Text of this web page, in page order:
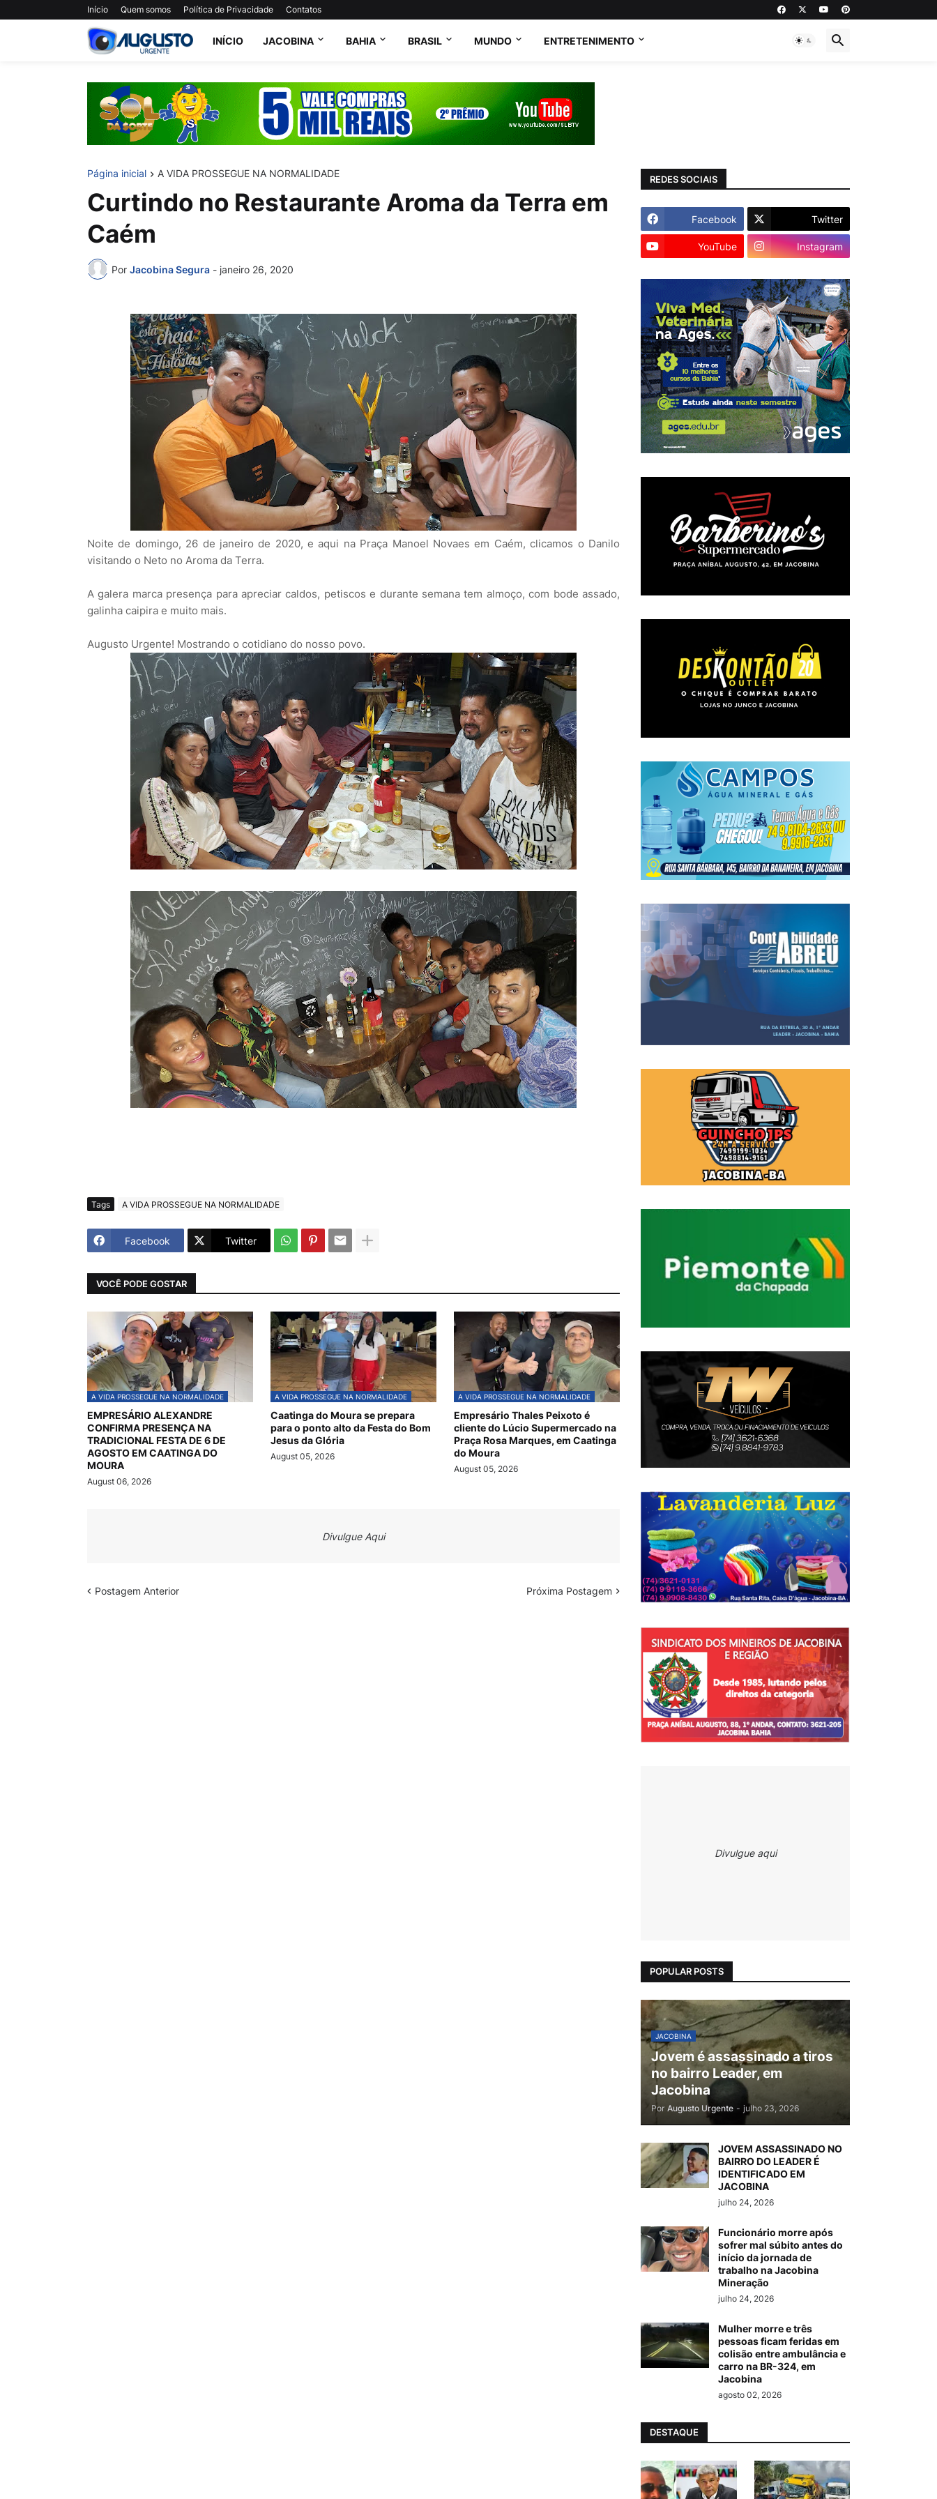
Início Quem somos Política de Privacidade Contatos
INÍCIO JACOBINA BAHIA BRASIL MUNDO ENTRETENIMENTO
Página inicial A VIDA PROSSEGUE NA NORMALIDADE
Curtindo no Restaurante Aroma da Terra em
Caém
Por Jacobina Segura - janeiro 26, 2020
Noite de domingo, 26 de janeiro de 2020, e aqui na Praça Manoel Novaes em Caém, clicamos o Danilo
visitando o Neto no Aroma da Terra.
A galera marca presença para apreciar caldos, petiscos e durante semana tem almoço, com bode assado,
galinha caipira e muito mais.
Augusto Urgente! Mostrando o cotidiano do nosso povo.
Tags A VIDA PROSSEGUE NA NORMALIDADE
Facebook Twitter
VOCÊ PODE GOSTAR
A VIDA PROSSEGUE NA NORMALIDADE
EMPRESÁRIO ALEXANDRE
CONFIRMA PRESENÇA NA
TRADICIONAL FESTA DE 6 DE
AGOSTO EM CAATINGA DO
MOURA
August 06, 2026
A VIDA PROSSEGUE NA NORMALIDADE
Caatinga do Moura se prepara
para o ponto alto da Festa do Bom
Jesus da Glória
August 05, 2026
A VIDA PROSSEGUE NA NORMALIDADE
Empresário Thales Peixoto é
cliente do Lúcio Supermercado na
Praça Rosa Marques, em Caatinga
do Moura
August 05, 2026
Divulgue Aqui
Postagem Anterior Próxima Postagem
REDES SOCIAIS
Facebook Twitter
YouTube Instagram
Divulgue aqui
POPULAR POSTS
JACOBINA
Jovem é assassinado a tiros
no bairro Leader, em
Jacobina
Por Augusto Urgente - julho 23, 2026
JOVEM ASSASSINADO NO
BAIRRO DO LEADER É
IDENTIFICADO EM
JACOBINA
julho 24, 2026
Funcionário morre após
sofrer mal súbito antes do
início da jornada de
trabalho na Jacobina
Mineração
julho 24, 2026
Mulher morre e três
pessoas ficam feridas em
colisão entre ambulância e
carro na BR-324, em
Jacobina
agosto 02, 2026
DESTAQUE